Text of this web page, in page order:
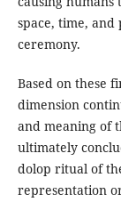
space, time,
ceremony.
Based on these
dimension
and meaning of
ultimately
dolop ritual of
representation